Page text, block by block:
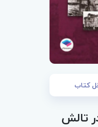
کتاب
تالش